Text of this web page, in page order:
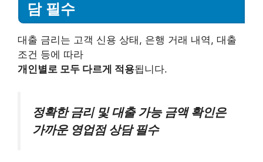
담 필수
대출 금리는 고객 신용 상태, 은행 거래 내역, 대출
조건 등에 따라
개인별로 모두 다르게 적용됩니다.
정확한 금리 및 대출 가능 금액 확인은
가까운 영업점 상담 필수